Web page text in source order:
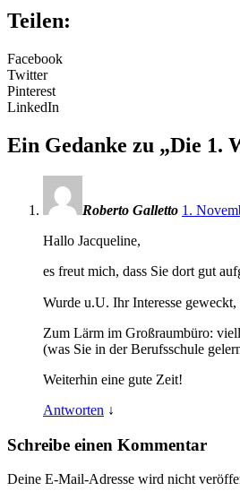
Teilen:
Facebook
Twitter
Pinterest
LinkedIn
Ein Gedanke zu „Die 1.
Roberto Galletto 1.
Hallo Jacqueline,
es freut mich, dass Sie dort gut
Wurde u.U. Ihr Interesse
Zum Lärm im Großraumbüro:
(was Sie in der Berufsschule
Weiterhin eine gute Zeit!
Antworten ↓
Schreibe einen Kommentar
Deine E-Mail-Adresse wird nicht